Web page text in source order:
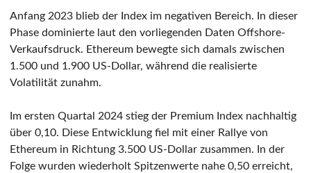
Anfang 2023 blieb der Index im negativen Bereich. In dieser
Phase dominierte laut den vorliegenden Daten Offshore-
Verkaufsdruck. Ethereum bewegte sich damals zwischen
1.500 und 1.900 US-Dollar, während die realisierte
Volatilität zunahm.
Im ersten Quartal 2024 stieg der Premium Index nachhaltig
über 0,10. Diese Entwicklung fiel mit einer Rallye von
Ethereum in Richtung 3.500 US-Dollar zusammen. In der
Folge wurden wiederholt Spitzenwerte nahe 0,50 erreicht,